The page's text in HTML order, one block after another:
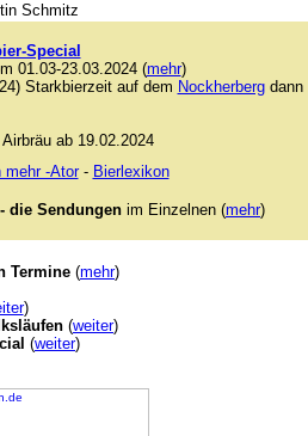
Schmitz
Special
01.03-23.03.2024 (mehr)
Starkbierzeit auf dem Nockherbergdann
ab 19.02.2024
mehr -Ator- Bierlexikon
die Sendungen im Einzelnen (mehr)
Termine (mehr)
)
(weiter)
(weiter)